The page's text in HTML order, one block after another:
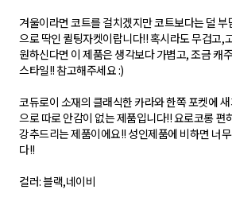
겨울이라면 코트를 걸치겠지만 코트보다는 덜
으로 딱인 퀼팅자켓이랍니다!! 혹시라도 무겁고,
원하신다면 이 제품은 생각보다 가볍고, 조금 캐
스타일!! 참고해주세요 :)
코듀로이 소재의 클래식한 카라와 한쪽 포켓에
으로 따로 안감이 없는 제품입니다!! 요로코롱 편
강추드리는 제품이에요!! 성인제품에 비하면 너
다!!
컬러: 블랙,네이비